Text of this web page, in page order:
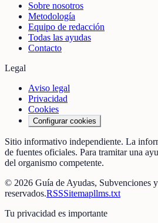
Sobre nosotros
Metodología
Equipo de redacción
Todas las ayudas
Contacto
Legal
Aviso legal
Privacidad
Cookies
Configurar cookies
Sitio informativo independiente. La
de fuentes oficiales. Para tramitar una
del organismo competente.
© 2026 Guía de Ayudas, Subvenciones
reservados.RSSSitemapllms.txt
Tu privacidad es importante